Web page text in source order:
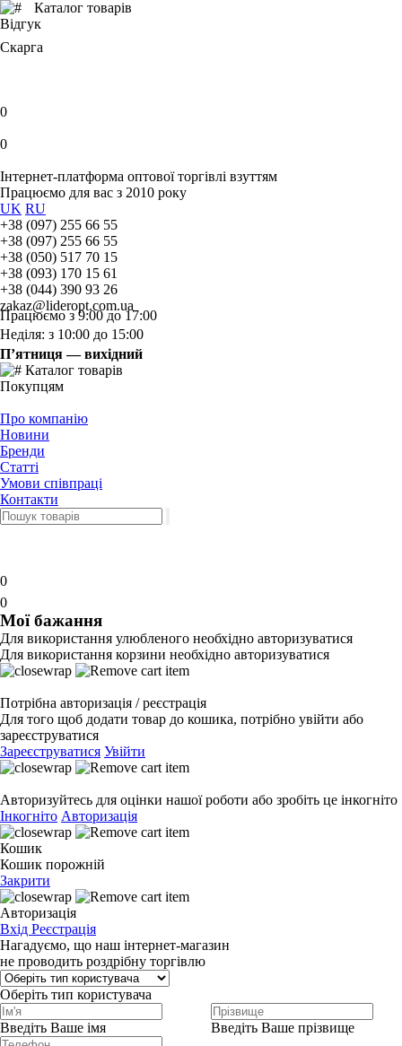
Каталог товарів
Відгук
Скарга
0
0
Інтернет-платформа оптової торгівлі взуттям
Працюємо для вас з 2010 року
UK RU
+38 (097) 255 66 55
+38 (097) 255 66 55
+38 (050) 517 70 15
+38 (093) 170 15 61
+38 (044) 390 93 26
zakaz@lideropt.com.ua
Працюємо з 9:00 до 17:00
Неділя: з 10:00 до 15:00
П’ятниця — вихідний
Каталог товарів
Покупцям
Про компанію
Новини
Бренди
Статті
Умови співпраці
Контакти
0
0
Мої бажання
Для використання улюбленого необхідно авторизуватися
Для використання корзини необхідно авторизуватися
Потрібна авторизація / реєстрація
Для того щоб додати товар до кошика, потрібно увійти або
зареєструватися
Зареєструватися Увійти
Авторизуйтесь для оцінки нашої роботи або зробіть це інкогніто
Інкогніто Авторизація
Кошик
Кошик порожній
Закрити
Авторизація
Вхід Реєстрація
Нагадуємо, що наш інтернет-магазин
не проводить роздрібну торгівлю
Оберіть тип користувача
Введіть Ваше імя Введіть Ваше прізвище